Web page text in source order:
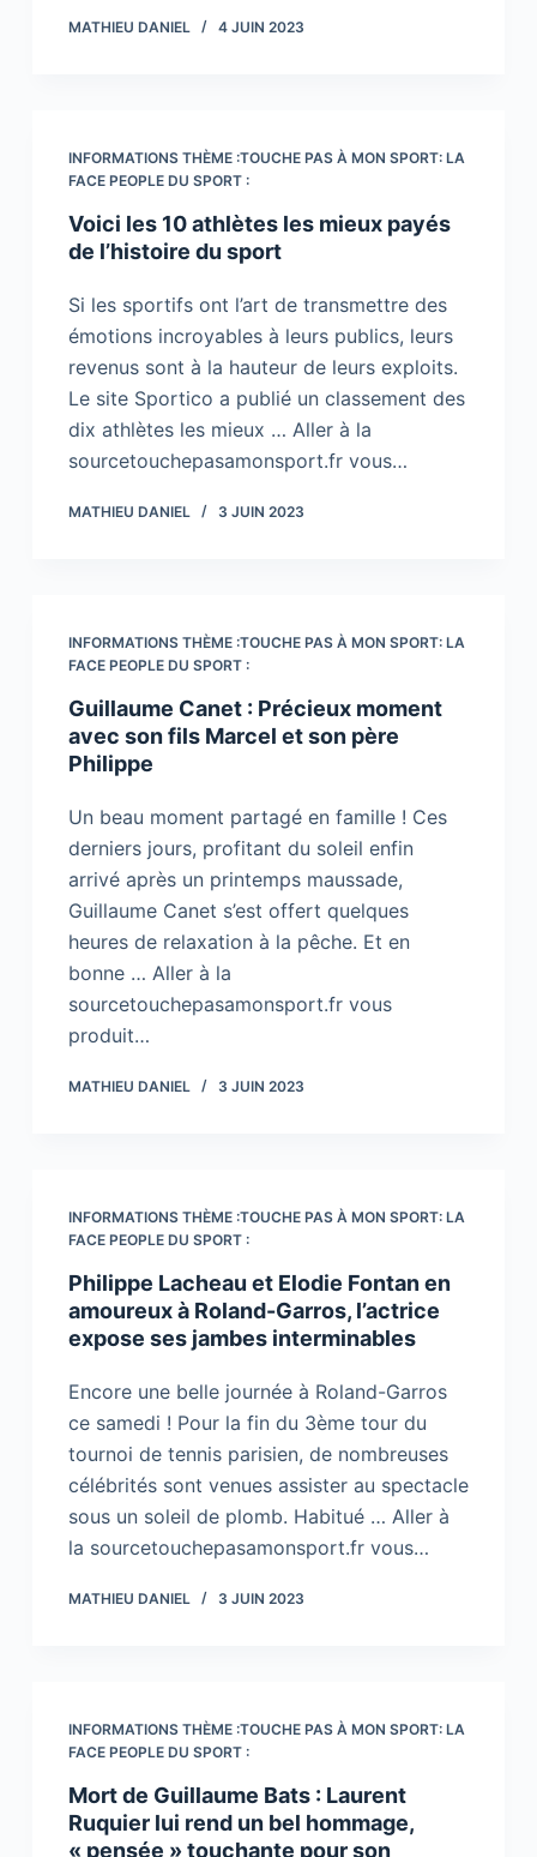
MATHIEU DANIEL 4 JUIN 2023
INFORMATIONS THÈME :TOUCHE PAS À MON SPORT: LA
FACE PEOPLE DU SPORT :
Voici les 10 athlètes les mieux payés
de l’histoire du sport
Si les sportifs ont l’art de transmettre des
émotions incroyables à leurs publics, leurs
revenus sont à la hauteur de leurs exploits.
Le site Sportico a publié un classement des
dix athlètes les mieux … Aller à la
sourcetouchepasamonsport.fr vous…
MATHIEU DANIEL 3 JUIN 2023
INFORMATIONS THÈME :TOUCHE PAS À MON SPORT: LA
FACE PEOPLE DU SPORT :
Guillaume Canet : Précieux moment
avec son fils Marcel et son père
Philippe
Un beau moment partagé en famille ! Ces
derniers jours, profitant du soleil enfin
arrivé après un printemps maussade,
Guillaume Canet s’est offert quelques
heures de relaxation à la pêche. Et en
bonne … Aller à la
sourcetouchepasamonsport.fr vous
produit…
MATHIEU DANIEL 3 JUIN 2023
INFORMATIONS THÈME :TOUCHE PAS À MON SPORT: LA
FACE PEOPLE DU SPORT :
Philippe Lacheau et Elodie Fontan en
amoureux à Roland-Garros, l’actrice
expose ses jambes interminables
Encore une belle journée à Roland-Garros
ce samedi ! Pour la fin du 3ème tour du
tournoi de tennis parisien, de nombreuses
célébrités sont venues assister au spectacle
sous un soleil de plomb. Habitué … Aller à
la sourcetouchepasamonsport.fr vous…
MATHIEU DANIEL 3 JUIN 2023
INFORMATIONS THÈME :TOUCHE PAS À MON SPORT: LA
FACE PEOPLE DU SPORT :
Mort de Guillaume Bats : Laurent
Ruquier lui rend un bel hommage,
« pensée » touchante pour son